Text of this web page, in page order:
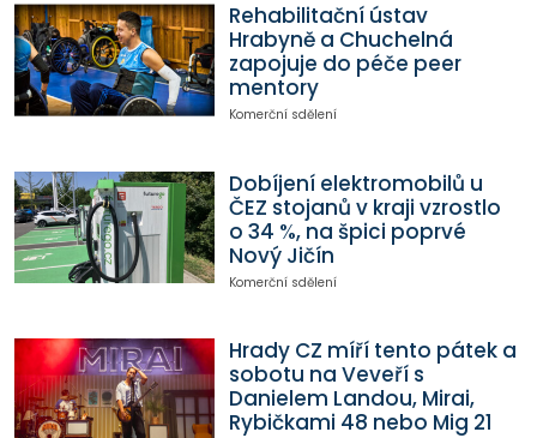
Rehabilitační ústav
Hrabyně a Chuchelná
zapojuje do péče peer
mentory
Komerční sdělení
Dobíjení elektromobilů u
ČEZ stojanů v kraji vzrostlo
o 34 %, na špici poprvé
Nový Jičín
Komerční sdělení
Hrady CZ míří tento pátek a
sobotu na Veveří s
Danielem Landou, Mirai,
Rybičkami 48 nebo Mig 21